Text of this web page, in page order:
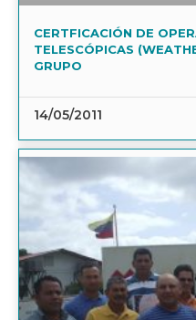
CERTFICACIÓN DE
TELESCÓPICAS
GRUPO
14/05/2011